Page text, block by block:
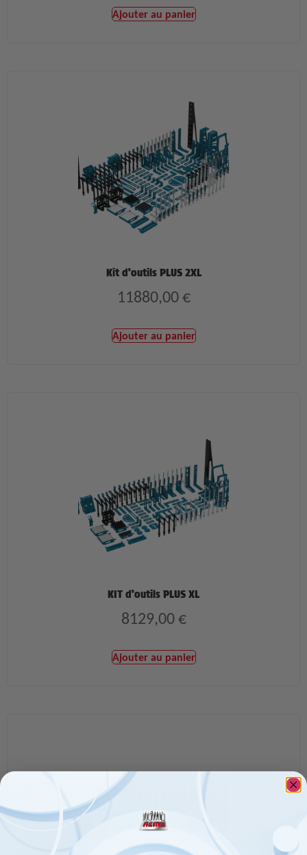
Ajouter au panier
Kit d’outils PLUS 2XL
11880,00€
Ajouter au panier
KIT d’outils PLUS XL
8129,00€
Ajouter au panier